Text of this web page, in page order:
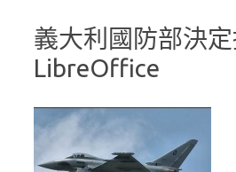
義大利國防部決定
LibreOffice